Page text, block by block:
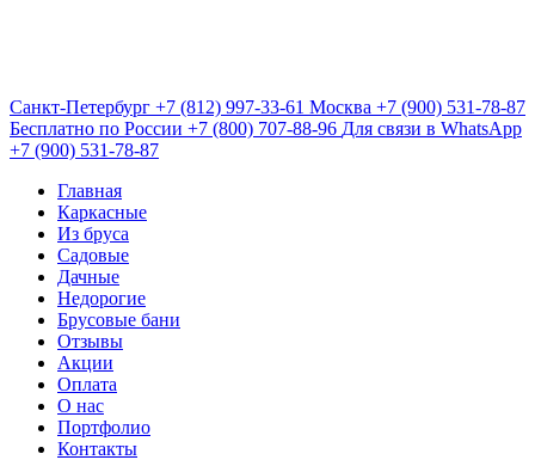
Санкт-Петербург +7 (812) 997-33-61 Москва +7 (900) 531-78-87
Бесплатно по России +7 (800) 707-88-96 Для связи в WhatsApp
+7 (900) 531-78-87
Главная
Каркасные
Из бруса
Садовые
Дачные
Недорогие
Брусовые бани
Отзывы
Акции
Оплата
О нас
Портфолио
Контакты